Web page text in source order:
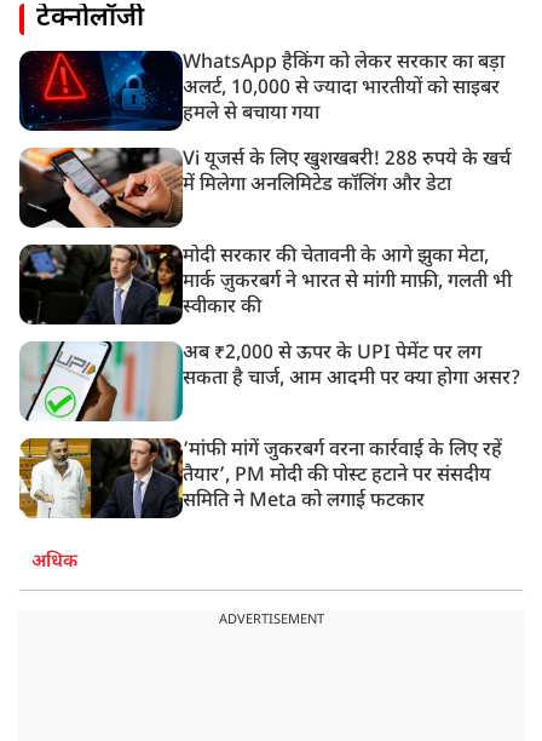
टेक्नोलॉजी
WhatsApp हैकिंग को लेकर सरकार का बड़ा
अलर्ट, 10,000 से ज्यादा भारतीयों को साइबर
हमले से बचाया गया
Vi यूजर्स के लिए खुशखबरी! 288 रुपये के खर्च
में मिलेगा अनलिमिटेड कॉलिंग और डेटा
मोदी सरकार की चेतावनी के आगे झुका मेटा,
मार्क ज़ुकरबर्ग ने भारत से मांगी माफ़ी, गलती भी
स्वीकार की
अब ₹2,000 से ऊपर के UPI पेमेंट पर लग
सकता है चार्ज, आम आदमी पर क्या होगा असर?
‘मांफी मांगें जुकरबर्ग वरना कार्रवाई के लिए रहें
तैयार’, PM मोदी की पोस्ट हटाने पर संसदीय
समिति ने Meta को लगाई फटकार
अधिक
ADVERTISEMENT